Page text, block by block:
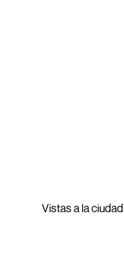
Vistas a la ciudad